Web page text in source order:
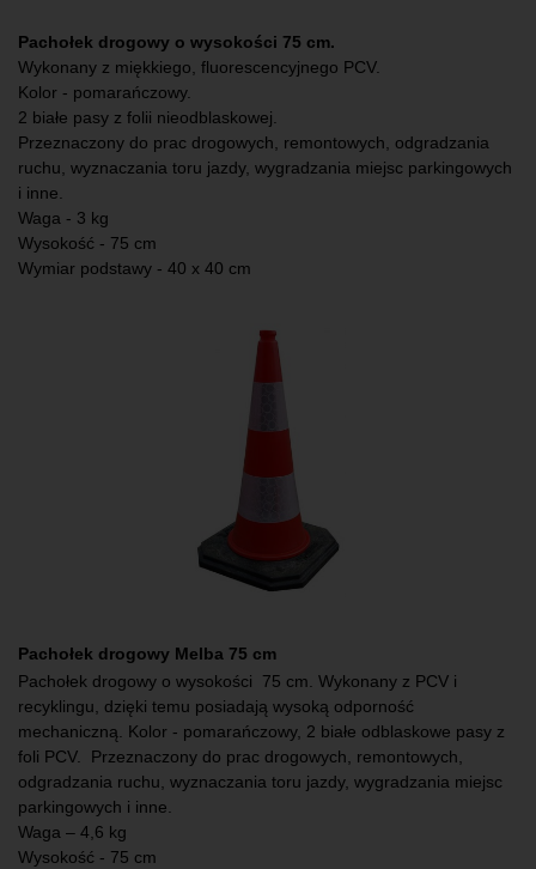
Pachołek drogowy o wysokości 75 cm.
Wykonany z miękkiego, fluorescencyjnego PCV.
Kolor - pomarańczowy.
2 białe pasy z folii nieodblaskowej.
Przeznaczony do prac drogowych, remontowych, odgradzania
ruchu, wyznaczania toru jazdy, wygradzania miejsc parkingowych
i inne.
Waga - 3 kg
Wysokość - 75 cm
Wymiar podstawy - 40 x 40 cm
Pachołek drogowy Melba 75 cm
Pachołek drogowy o wysokości 75 cm. Wykonany z PCV i
recyklingu, dzięki temu posiadają wysoką odporność
mechaniczną. Kolor - pomarańczowy, 2 białe odblaskowe pasy z
foli PCV. Przeznaczony do prac drogowych, remontowych,
odgradzania ruchu, wyznaczania toru jazdy, wygradzania miejsc
parkingowych i inne.
Waga – 4,6 kg
Wysokość - 75 cm